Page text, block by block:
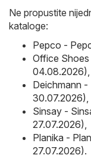
Ne propustite
kataloge:
Pepco -
Office
04.08.2026)
Deichmann
30.07.2026)
Sinsay -
27.07.2026)
Planika -
27.07.2026).